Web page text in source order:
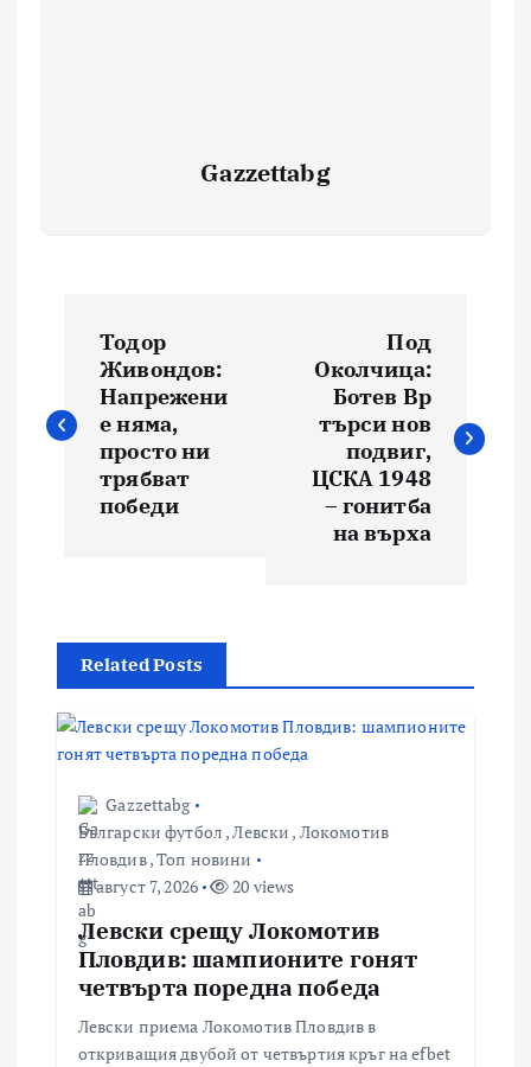
Gazzettabg
Навигация
Тодор
Живондов:
Напрежени
е няма,
просто ни
трябват
победи
Под
Околчица:
Ботев Вр
търси нов
подвиг,
ЦСКА 1948
– гонитба
на върха
Related Posts
Gazzettabg
Български футбол ,Левски , Локомотив
Пловдив,Топ новини
август 7, 2026
20 views
Левски срещу Локомотив
Пловдив: шампионите гонят
четвърта поредна победа
Левски приема Локомотив Пловдив в
откриващия двубой от четвъртия кръг на efbet